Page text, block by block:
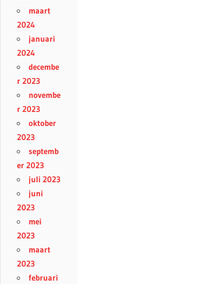
maart
2024
januari
2024
decembe
r 2023
novembe
r 2023
oktober
2023
septemb
er 2023
juli 2023
juni
2023
mei
2023
maart
2023
februari